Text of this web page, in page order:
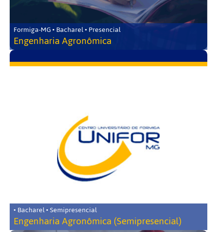
Formiga-MG • Bacharel • Presencial
Engenharia Agronômica
• Bacharel • Semipresencial
Engenharia Agronômica (Semipresencial)